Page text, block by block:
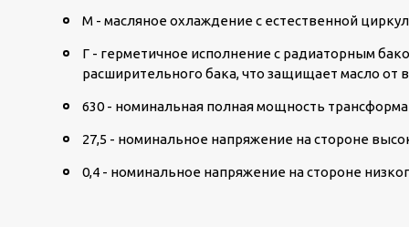
М - масляное охлаждение с естественной
Г - герметичное исполнение с радиаторным
расширительного бака, что защищает масло от
630 - номинальная полная мощность
27,5 - номинальное напряжение на стороне
0,4 - номинальное напряжение на стороне